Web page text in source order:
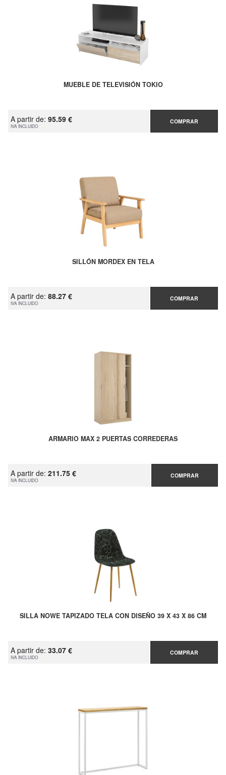
MUEBLE DE TELEVISIÓN TOKIO
A partir de: 95.59 €
IVA INCLUIDO
COMPRAR
SILLÓN MORDEX EN TELA
A partir de: 88.27 €
IVA INCLUIDO
COMPRAR
ARMARIO MAX 2 PUERTAS CORREDERAS
A partir de: 211.75 €
IVA INCLUIDO
COMPRAR
SILLA NOWE TAPIZADO TELA CON DISEÑO 39 X 43 X 86 CM
A partir de: 33.07 €
IVA INCLUIDO
COMPRAR